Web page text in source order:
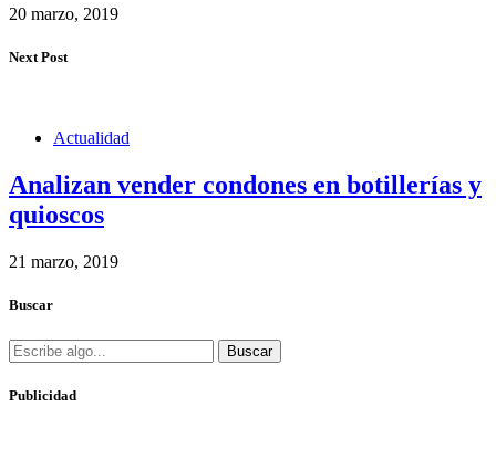
20 marzo, 2019
Next Post
Actualidad
Analizan vender condones en botillerías y
quioscos
21 marzo, 2019
Buscar
Buscar
Publicidad